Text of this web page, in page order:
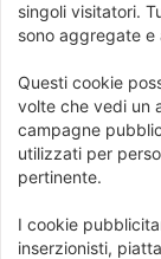
singoli visitatori.
sono aggregate e
Questi cookie
volte che vedi un
campagne
utilizzati per
pertinente.
I cookie
inserzionisti,